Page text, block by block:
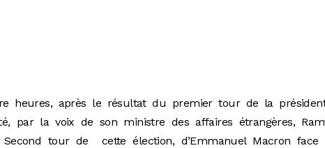
heures, après le résultat du premier tour de la
par la voix de son ministre des affaires étrangères,
tour de cette élection, d’Emmanuel Macron